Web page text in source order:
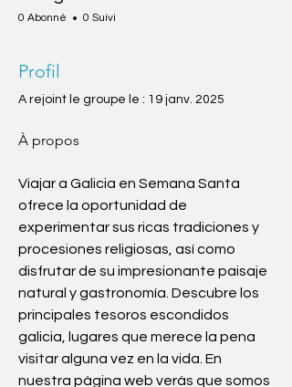
0 Abonné 0 Suivi
Profil
A rejoint le groupe le : 19 janv. 2025
À propos
Viajar a Galicia en Semana Santa
ofrece la oportunidad de
experimentar sus ricas tradiciones y
procesiones religiosas, así como
disfrutar de su impresionante paisaje
natural y gastronomía. Descubre los
principales tesoros escondidos
galicia, lugares que merece la pena
visitar alguna vez en la vida. En
nuestra página web verás que somos